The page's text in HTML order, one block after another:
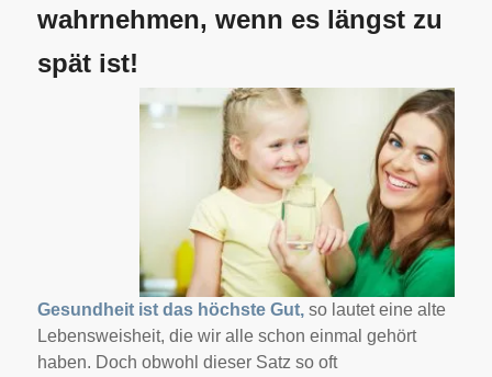
wahrnehmen, wenn es längst zu
spät ist!
Gesundheit ist das höchste Gut, so lautet eine alte
Lebensweisheit, die wir alle schon einmal gehört
haben. Doch obwohl dieser Satz so oft